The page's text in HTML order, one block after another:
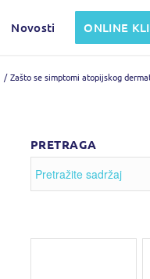
Novosti ONLINE
/ Zašto se simptomi atopijskog
PRETRAGA